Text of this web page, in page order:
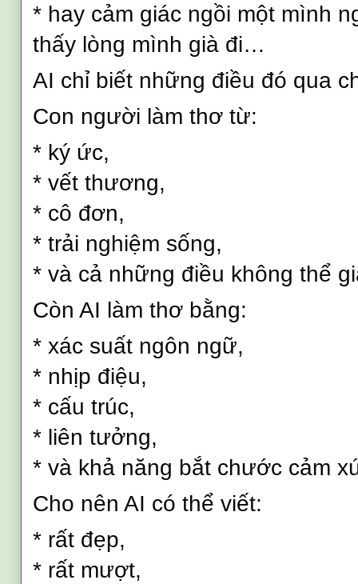
* hay cảm giác ngồi một mình
thấy lòng mình già đi…
AI chỉ biết những điều đó qua
Con người làm thơ từ:
* ký ức,
* vết thương,
* cô đơn,
* trải nghiệm sống,
* và cả những điều không thể
Còn AI làm thơ bằng:
* xác suất ngôn ngữ,
* nhịp điệu,
* cấu trúc,
* liên tưởng,
* và khả năng bắt chước cảm
Cho nên AI có thể viết:
* rất đẹp,
* rất mượt,